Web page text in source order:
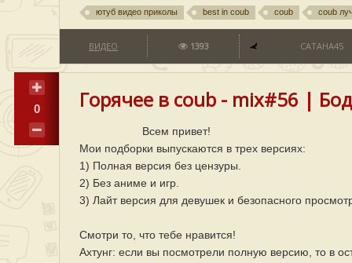
ютуб видео приколы best in coub coub coub
ВИДЕО 1393 CATAHA45
0 Горячее в coub - mix#56 |
Всем привет!
Мои подборки выпускаются в трех версиях:
1) Полная версия без цензуры.
2) Без аниме и игр.
3) Лайт версия для девушек и безопасного
Смотри то, что тебе нравится!
Ахтунг: если вы посмотрели полную версию, то в